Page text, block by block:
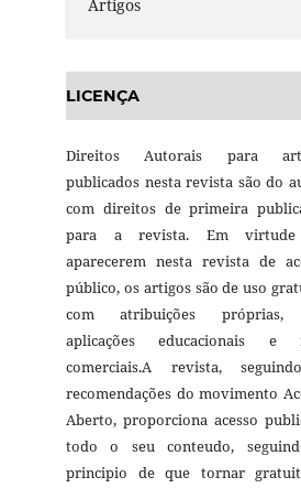
Artigos
LICENÇA
Direitos Autorais para
publicados nesta revista são do
com direitos de primeira
para a revista. Em
aparecerem nesta revista de
público, os artigos são de uso
com atribuições próprias,
aplicações educacionais e
comerciais.A revista,
recomendações do movimento
Aberto, proporciona acesso
todo o seu conteudo,
principio de que tornar